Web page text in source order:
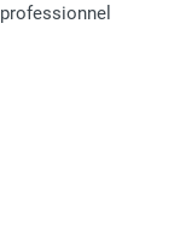
professionnel